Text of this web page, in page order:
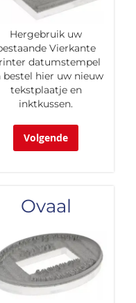
Hergebruik uw
Vierkante
datumstempel
bestel hier uw nieuw
tekstplaatje en
inktkussen.
Volgende
Ovaal